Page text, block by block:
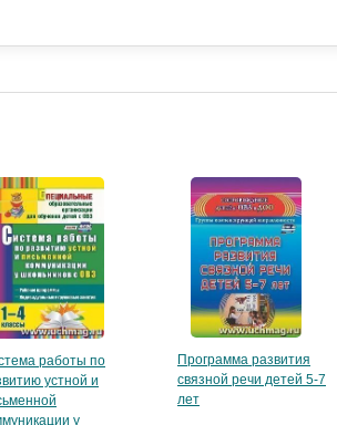
работы по
устной и
у
Программа развития
связной речи детей 5-7
лет